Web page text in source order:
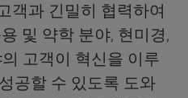
객과 긴밀히 협력하여
및 약학 분야, 현미경,
고객이 혁신을 이루
공할 수 있도록 도와